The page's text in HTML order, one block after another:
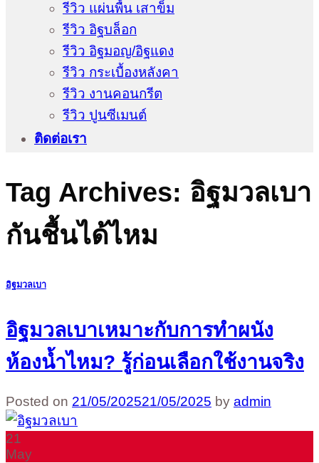
รีวิว แผ่นพื้น เสาข็ม
รีวิว อิฐบล็อก
รีวิว อิฐมอญ/อิฐแดง
รีวิว กระเบื้องหลังคา
รีวิว งานคอนกรีต
รีวิว ปูนซีเมนต์
ติดต่อเรา
Tag Archives: อิฐมวลเบา
กันชื้นได้ไหม
อิฐมวลเบา
อิฐมวลเบาเหมาะกับการทำผนัง
ห้องน้ำไหม? รู้ก่อนเลือกใช้งานจริง
Posted on 21/05/202521/05/2025 by admin
21
May